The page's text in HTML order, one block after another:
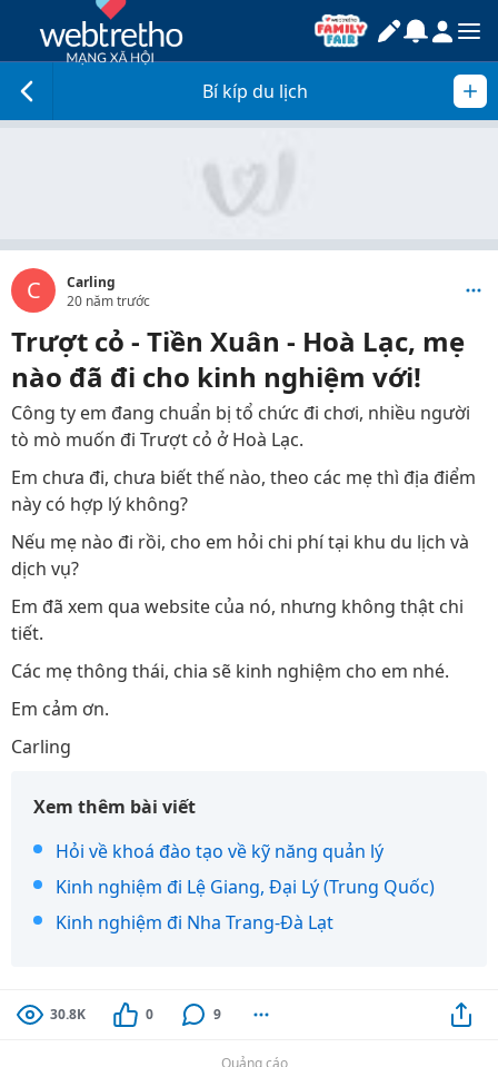
Bí kíp du lịch
C
Carling
20 năm trước
Trượt cỏ - Tiền Xuân - Hoà Lạc, mẹ
nào đã đi cho kinh nghiệm với!
Công ty em đang chuẩn bị tổ chức đi chơi, nhiều người
tò mò muốn đi Trượt cỏ ở Hoà Lạc.
Em chưa đi, chưa biết thế nào, theo các mẹ thì địa điểm
này có hợp lý không?
Nếu mẹ nào đi rồi, cho em hỏi chi phí tại khu du lịch và
dịch vụ?
Em đã xem qua website của nó, nhưng không thật chi
tiết.
Các mẹ thông thái, chia sẽ kinh nghiệm cho em nhé.
Em cảm ơn.
Carling
Xem thêm bài viết
Hỏi về khoá đào tạo về kỹ năng quản lý
Kinh nghiệm đi Lệ Giang, Đại Lý (Trung Quốc)
Kinh nghiệm đi Nha Trang-Đà Lạt
30.8K 0 9
Quảng cáo